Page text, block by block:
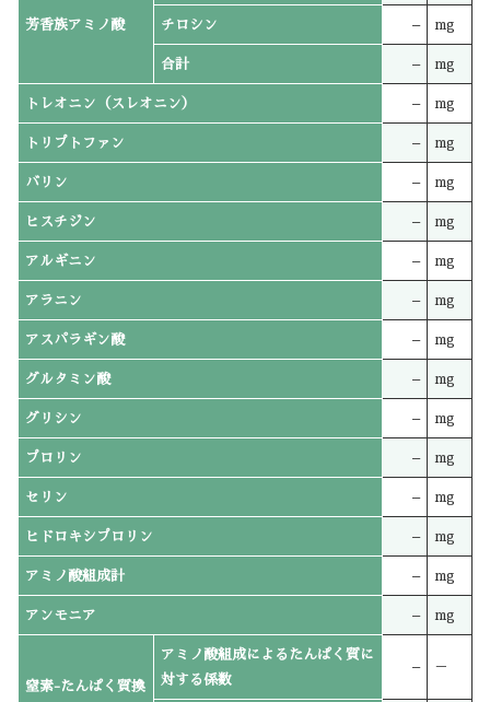
芳香族アミノ酸 チロシン – mg
合計 – mg
トレオニン（スレオニン） – mg
トリプトファン – mg
バリン – mg
ヒスチジン – mg
アルギニン – mg
アラニン – mg
アスパラギン酸 – mg
グルタミン酸 – mg
グリシン – mg
プロリン – mg
セリン – mg
ヒドロキシプロリン – mg
アミノ酸組成計 – mg
アンモニア – mg
窒素-たんぱく質換
アミノ酸組成によるたんぱく質に
対する係数
– －